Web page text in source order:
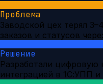
Проблема
Заводской цех терял
заказов и статусов
Решение
Разработали цифровую
интеграцией в 1С:УПП